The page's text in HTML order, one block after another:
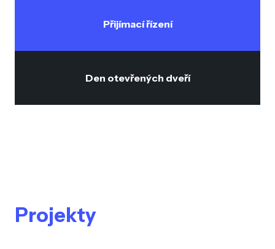
Přijímací řízení
Den otevřených dveří
Projekty